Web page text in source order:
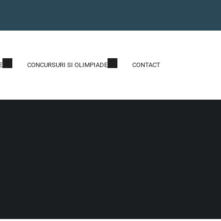
CONCURSURI SI OLIMPIADE CONTACT